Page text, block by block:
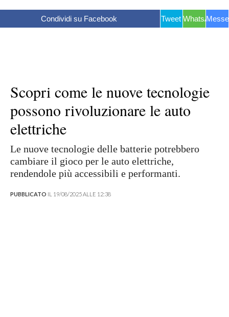
Condividi su Facebook Tweet WhatsApp
Scopri come le nuove tecnologie
possono rivoluzionare le auto
elettriche
Le nuove tecnologie delle batterie potrebbero
cambiare il gioco per le auto elettriche,
rendendole più accessibili e performanti.
PUBBLICATO IL 19/08/2025 ALLE 12:38